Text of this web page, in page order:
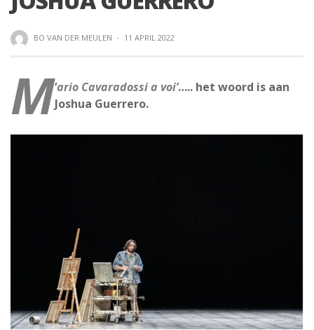
BO VAN DER MEULEN · 11 APRIL 2022
‘
Mario Cavaradossi a voi’….. het woord is aan
Joshua Guerrero.